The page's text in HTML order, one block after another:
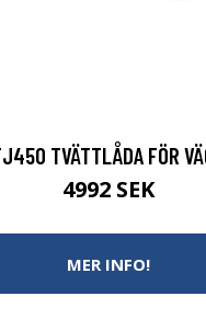
TVÄTTLÅDA FÖR
4992 SEK
MER INFO!